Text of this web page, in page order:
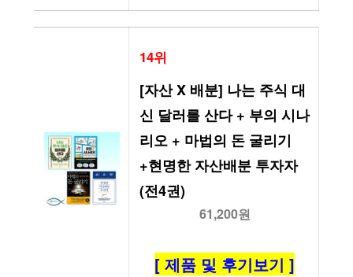
14위
[자산 X 배분] 나는 주식 대
신 달러를 산다 + 부의 시나
리오 + 마법의 돈 굴리기
+현명한 자산배분 투자자
(전4권)
61,200원
[ 제품 및 후기보기 ]